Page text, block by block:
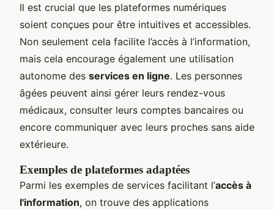
Il est crucial que les plateformes numériques
soient conçues pour être intuitives et accessibles.
Non seulement cela facilite l’accès à l’information,
mais cela encourage également une utilisation
autonome des services en ligne. Les personnes
âgées peuvent ainsi gérer leurs rendez-vous
médicaux, consulter leurs comptes bancaires ou
encore communiquer avec leurs proches sans aide
extérieure.
Exemples de plateformes adaptées
Parmi les exemples de services facilitant l’accès à
l'information, on trouve des applications